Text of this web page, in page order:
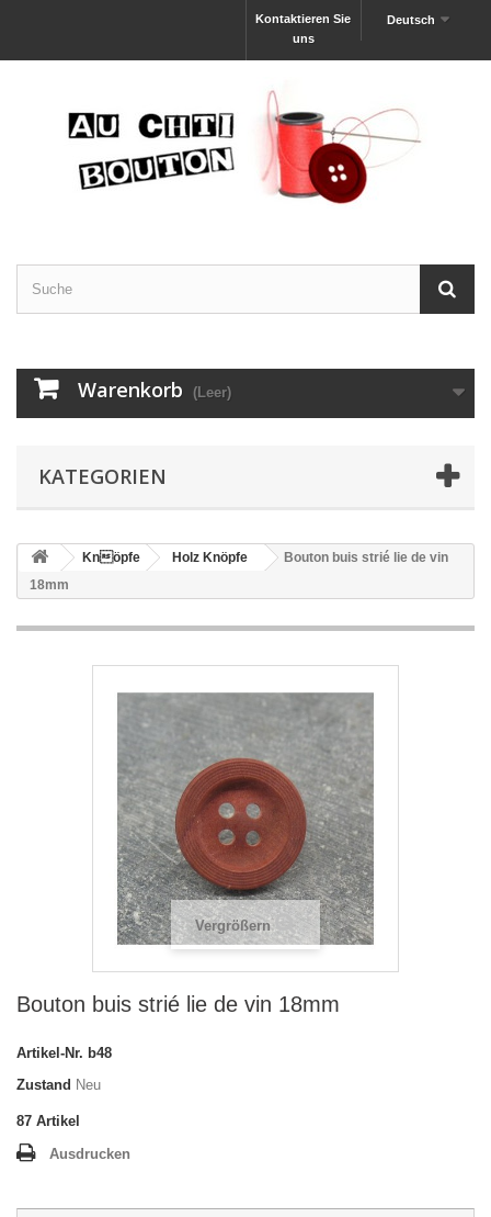
Deutsch
Kontaktieren Sie
uns
Warenkorb (Leer)
KATEGORIEN
Knöpfe Holz Knöpfe
Bouton buis strié lie de vin
18mm
Vergrößern
Bouton buis strié lie de vin 18mm
Artikel-Nr. b48
Zustand Neu
87 Artikel
Ausdrucken